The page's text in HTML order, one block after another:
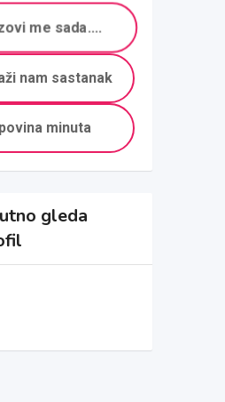
me sada....
nam sastanak
minuta
gleda